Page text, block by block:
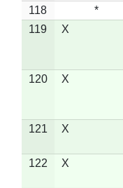
118
*
119
X
120 X
121 X
122 X